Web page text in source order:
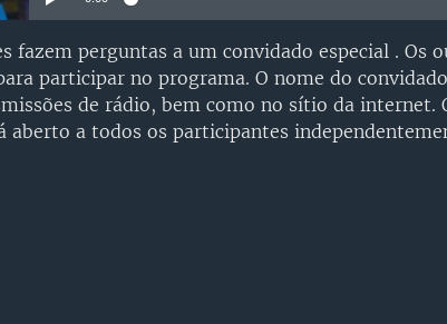
fazem perguntas a um convidado especial . Os
participar no programa. O nome do
de rádio, bem como no sítio da internet.
aberto a todos os participantes